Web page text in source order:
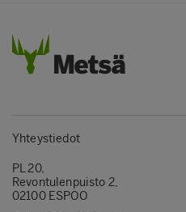
Yhteystiedot
PL 20,
Revontulenpuisto 2,
02100 ESPOO